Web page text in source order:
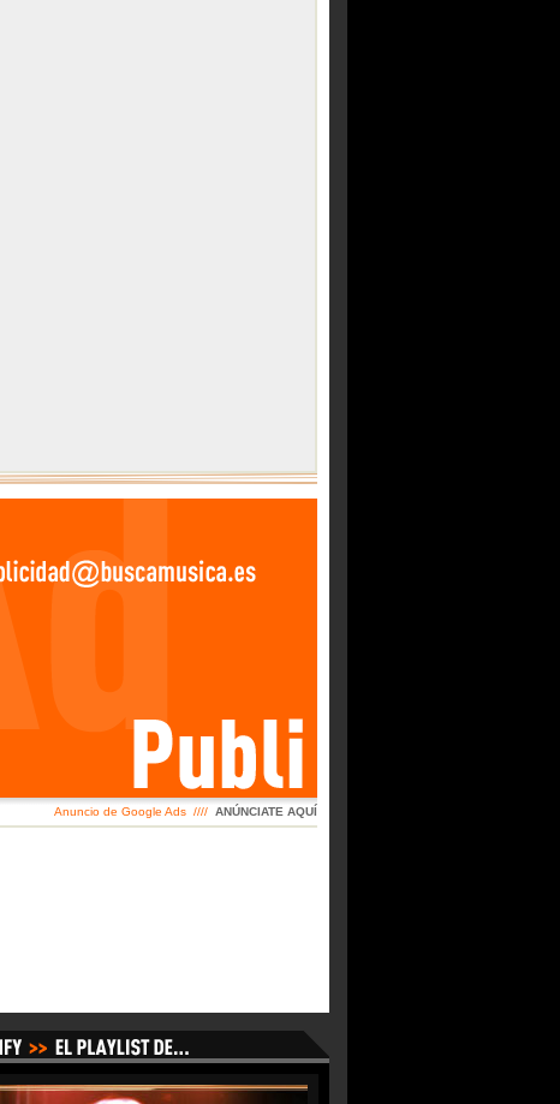
Anuncio de Google Ads //// ANÚNCIATE AQUÍ